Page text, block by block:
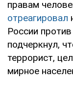
правам
отреагировал
России
подчеркнул,
террорист,
мирное